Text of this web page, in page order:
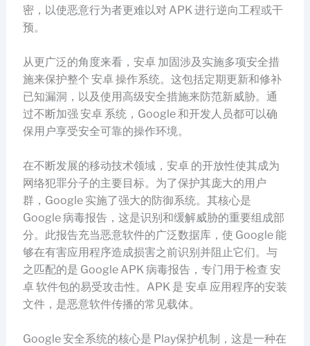
密，以使恶意行为者更难以对 APK 进行逆向工程或干
预。
从更广泛的角度来看，安卓 加固涉及实施多项安全措
施来保护整个 安卓 操作系统。这包括定期更新和修补
已知漏洞，以及使用高级安全措施来防范新威胁。通
过不断加强 安卓 系统，Google 和开发人员都可以确
保用户享受安全可靠的操作环境。
在不断发展的移动技术领域，安卓 的开放性使其成为
网络犯罪分子的主要目标。为了保护其庞大的用户
群，Google 实施了强大的防御系统。其核心是
Google 病毒报告，这是识别和缓解威胁的重要组成部
分。此报告充当恶意软件的广泛数据库，使 Google 能
够在有害应用程序造成损害之前识别并阻止它们。与
之匹配的是 Google APK 病毒报告，专门用于检查 安
卓 软件包的易受攻击性。APK 是 安卓 应用程序的安装
文件，是恶意软件传播的常见载体。
Google 安全系统的核心是 Play保护机制，这是一种在